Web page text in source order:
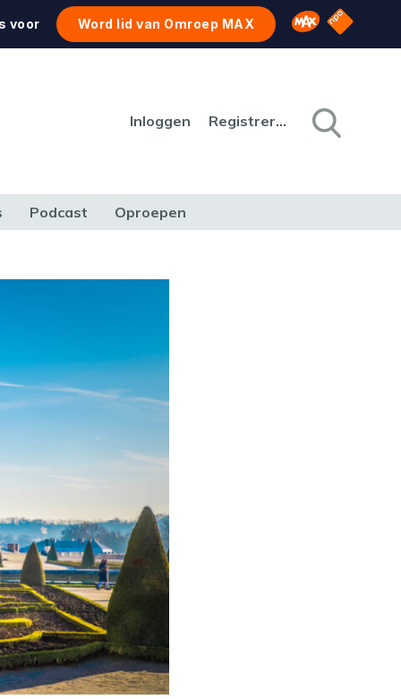
voor Word lid van Omroep MAX Omroep MAX
NPO
Inloggen Registreren
Podcast Oproepen